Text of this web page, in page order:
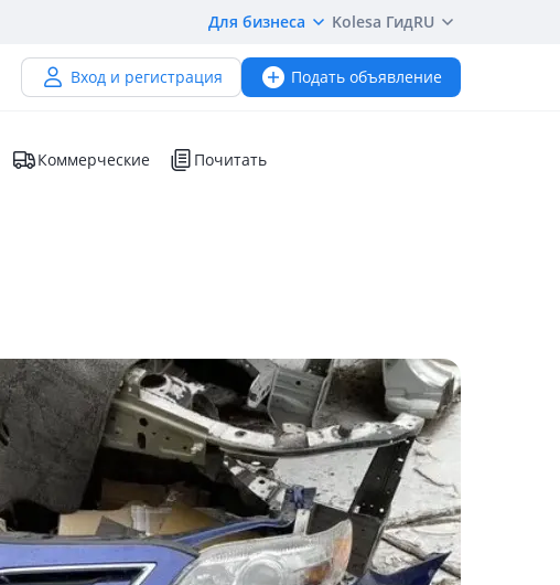
Для бизнеса Kolesa ГидRU
Вход и регистрация Подать объявление
Коммерческие Почитать